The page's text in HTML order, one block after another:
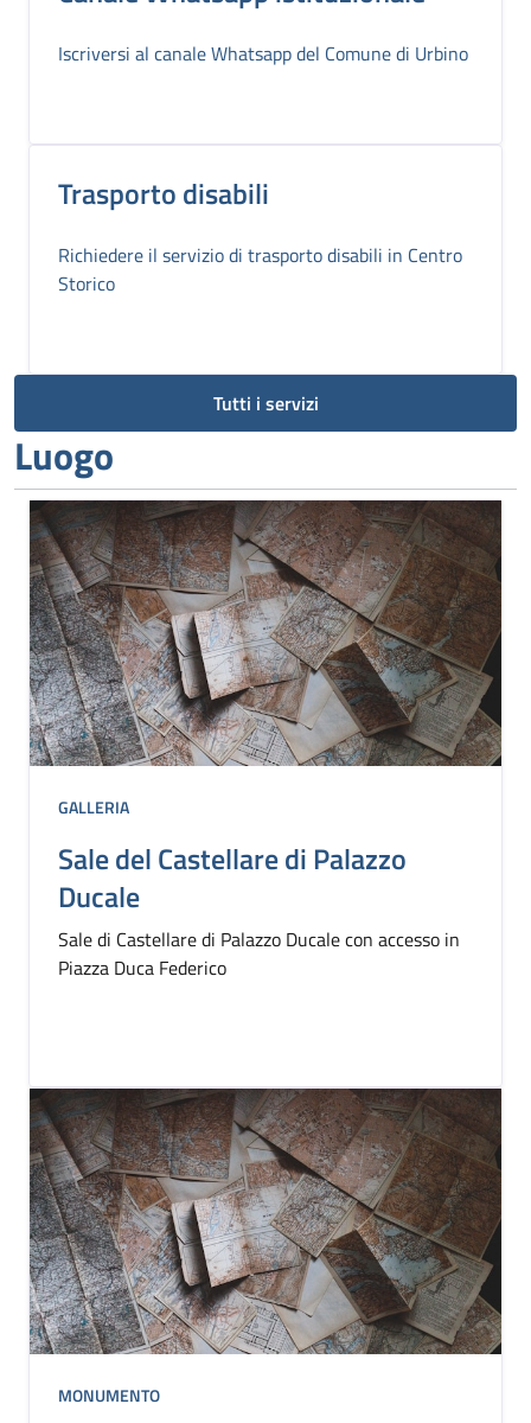
Iscriversi al canale Whatsapp del Comune di Urbino
Trasporto disabili
Richiedere il servizio di trasporto disabili in Centro
Storico
Tutti i servizi
Luogo
GALLERIA
Sale del Castellare di Palazzo
Ducale
Sale di Castellare di Palazzo Ducale con accesso in
Piazza Duca Federico
MONUMENTO